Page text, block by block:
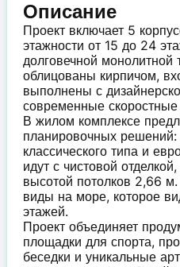
Описание
Проект включает 5
этажности от 15 до 24
долговечной монолитной
облицованы кирпичом,
выполнены с
современные
В жилом комплексе
планировочных
классического типа и
идут с чистовой
высотой потолков 2,66
виды на море, которое
этажей.
Проект объединяет
площадки для спорта,
беседки и уникальные